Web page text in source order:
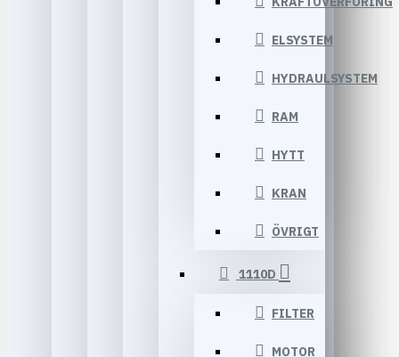
ELSYSTEM
HYDRAULSYSTEM
RAM
HYTT
KRAN
ÖVRIGT
1110D
FILTER
MOTOR